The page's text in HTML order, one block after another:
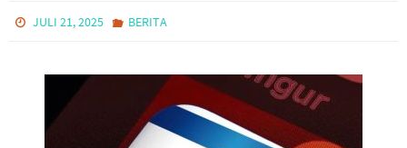
JULI 21, 2025 BERITA